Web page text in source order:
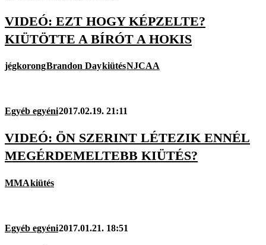
VIDEÓ: EZT HOGY KÉPZELTE?
KIÜTÖTTE A BÍRÓT A HOKIS
jégkorongBrandon DaykiütésNJCAA
Egyéb egyéni2017.02.19. 21:11
VIDEÓ: ÖN SZERINT LÉTEZIK ENNÉL
MEGÉRDEMELTEBB KIÜTÉS?
MMAkiütés
Egyéb egyéni2017.01.21. 18:51